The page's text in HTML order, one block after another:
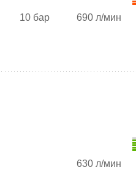
10 бар 690 л/мин
630 л/мин